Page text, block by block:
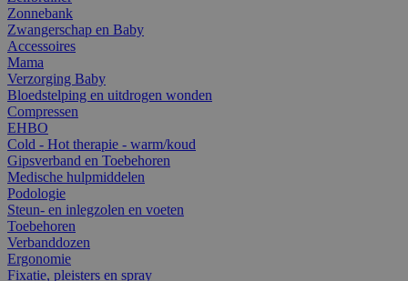
Zonnebank
Zwangerschap en Baby
Accessoires
Mama
Verzorging Baby
Bloedstelping en uitdrogen wonden
Compressen
EHBO
Cold - Hot therapie - warm/koud
Gipsverband en Toebehoren
Medische hulpmiddelen
Podologie
Steun- en inlegzolen en voeten
Toebehoren
Verbanddozen
Ergonomie
Fixatie, pleisters en spray